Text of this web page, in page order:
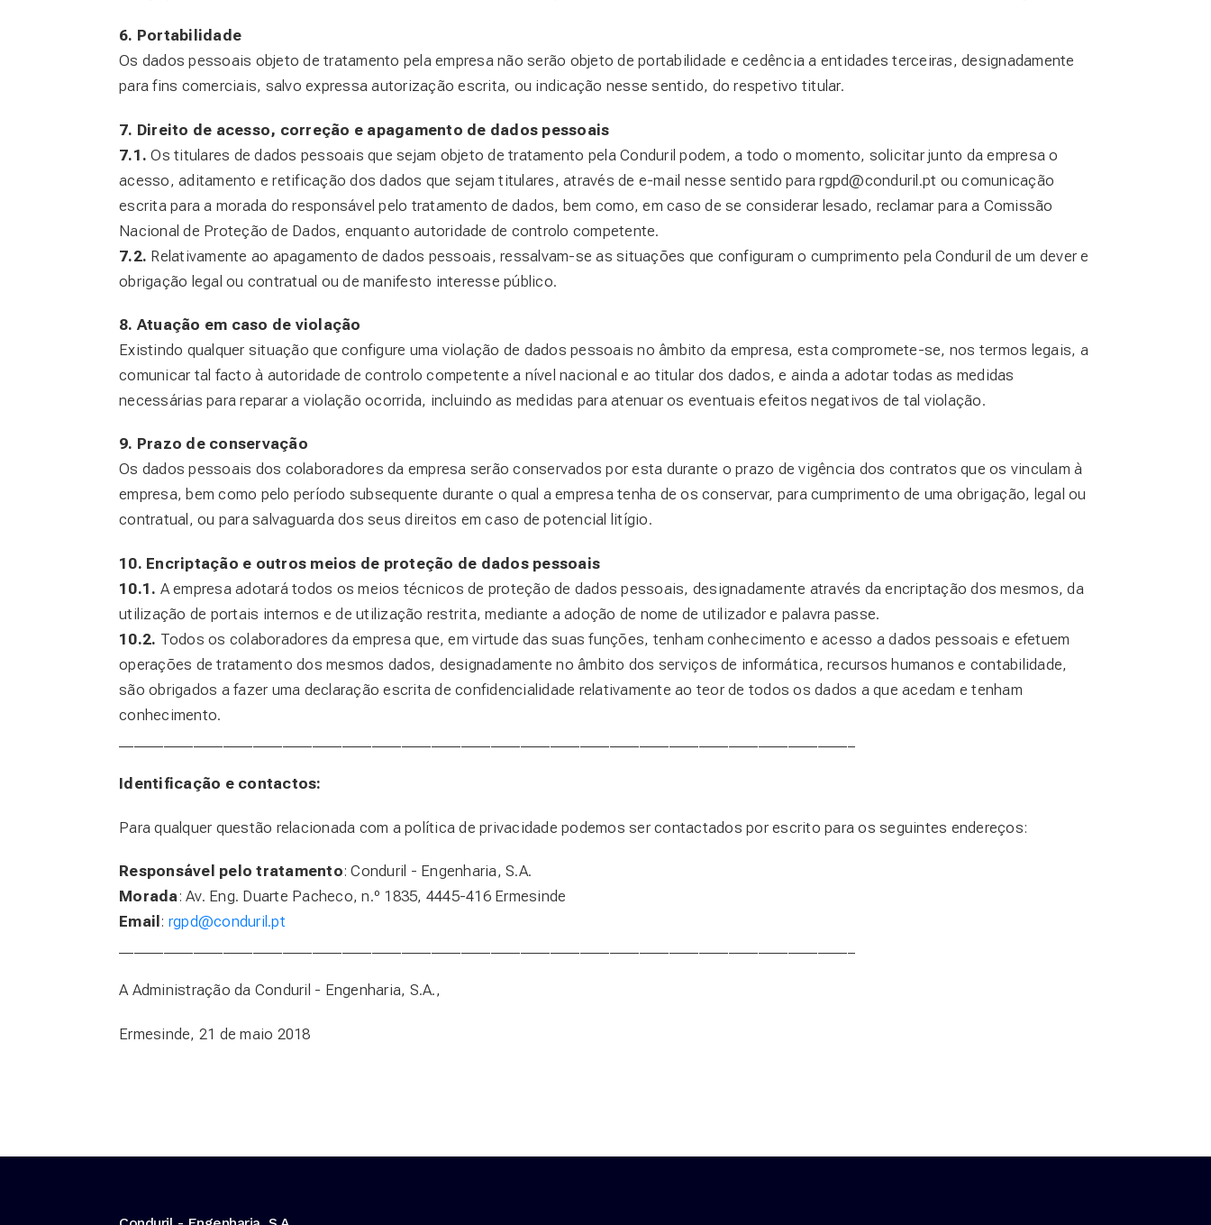
6. Portabilidade
Os dados pessoais objeto de tratamento pela empresa não serão objeto de portabilidade e cedência a entidades terceiras, designadamente
para fins comerciais, salvo expressa autorização escrita, ou indicação nesse sentido, do respetivo titular.
7. Direito de acesso, correção e apagamento de dados pessoais
7.1. Os titulares de dados pessoais que sejam objeto de tratamento pela Conduril podem, a todo o momento, solicitar junto da empresa o
acesso, aditamento e retificação dos dados que sejam titulares, através de e-mail nesse sentido parargpd@conduril.pt ou comunicação
escrita para a morada do responsável pelo tratamento de dados, bem como, em caso de se considerar lesado, reclamar para a Comissão
Nacional de Proteção de Dados, enquanto autoridade de controlo competente.
7.2. Relativamente ao apagamento de dados pessoais, ressalvam-se as situações que configuram o cumprimento pela Conduril de um dever e
obrigação legal ou contratual ou de manifesto interesse público.
8. Atuação em caso de violação
Existindo qualquer situação que configure uma violação de dados pessoais no âmbito da empresa, esta compromete-se, nos termos legais, a
comunicar tal facto à autoridade de controlo competente a nível nacional e ao titular dos dados, e ainda a adotar todas as medidas
necessárias para reparar a violação ocorrida, incluindo as medidas para atenuar os eventuais efeitos negativos de tal violação.
9. Prazo de conservação
Os dados pessoais dos colaboradores da empresa serão conservados por esta durante o prazo de vigência dos contratos que os vinculam à
empresa, bem como pelo período subsequente durante o qual a empresa tenha de os conservar, para cumprimento de uma obrigação, legal ou
contratual, ou para salvaguarda dos seus direitos em caso de potencial litígio.
10. Encriptação e outros meios de proteção de dados pessoais
10.1. A empresa adotará todos os meios técnicos de proteção de dados pessoais, designadamente através da encriptação dos mesmos, da
utilização de portais internos e de utilização restrita, mediante a adoção de nome de utilizador e palavra passe.
10.2. Todos os colaboradores da empresa que, em virtude das suas funções, tenham conhecimento e acesso a dados pessoais e efetuem
operações de tratamento dos mesmos dados, designadamente no âmbito dos serviços de informática, recursos humanos e contabilidade,
são obrigados a fazer uma declaração escrita de confidencialidade relativamente ao teor de todos os dados a que acedam e tenham
conhecimento.
Identificação e contactos:
Para qualquer questão relacionada com a política de privacidade podemos ser contactados por escrito para os seguintes endereços:
Responsável pelo tratamento: Conduril - Engenharia, S.A.
Morada: Av. Eng. Duarte Pacheco, n.º 1835, 4445-416 Ermesinde
Email : rgpd@conduril.pt
A Administração da Conduril - Engenharia, S.A.,
Ermesinde, 21 de maio 2018